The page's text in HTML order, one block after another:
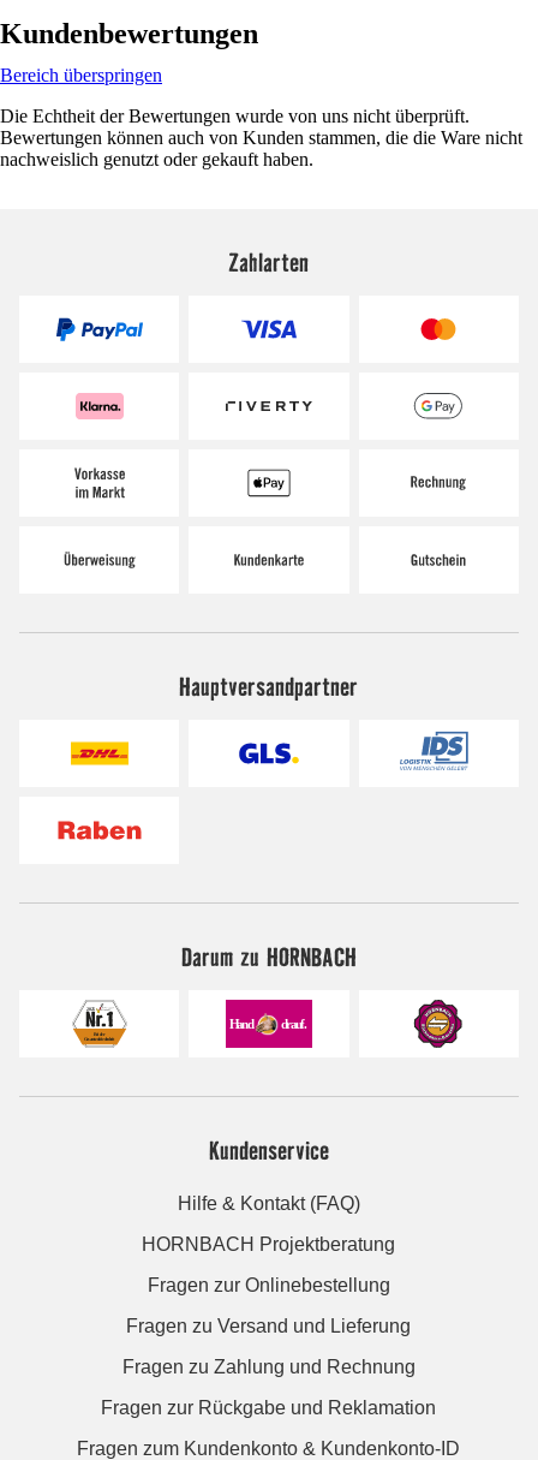
Kundenbewertungen
Bereich überspringen
Die Echtheit der Bewertungen wurde von uns nicht überprüft.
Bewertungen können auch von Kunden stammen, die die Ware nicht
nachweislich genutzt oder gekauft haben.
Zahlarten
Hauptversandpartner
Darum zu HORNBACH
Kundenservice
Hilfe & Kontakt (FAQ)
HORNBACH Projektberatung
Fragen zur Onlinebestellung
Fragen zu Versand und Lieferung
Fragen zu Zahlung und Rechnung
Fragen zur Rückgabe und Reklamation
Fragen zum Kundenkonto & Kundenkonto-ID